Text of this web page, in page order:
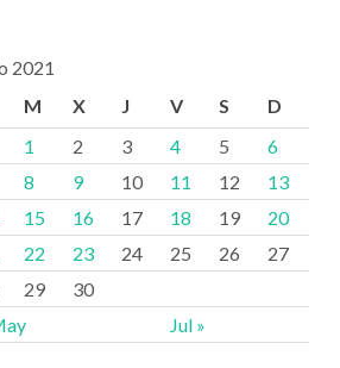
2021
M X J V S D
Jul »
1 2 3 4 5
6
8 9 10 11 12
13
15 16 17 18 19
20
22 23 24 25 26
27
29 30